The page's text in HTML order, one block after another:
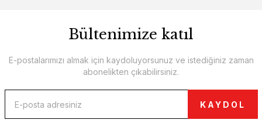
Bültenimize katıl
E-postalarımızı almak için kaydoluyorsunuz ve istediğiniz zaman
abonelikten çıkabilirsiniz.
KAYDOL